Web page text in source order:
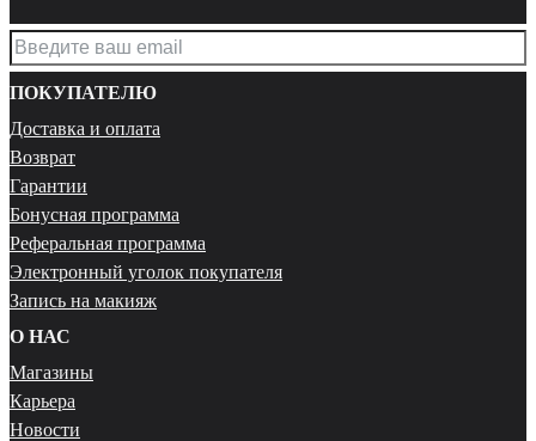
ПОКУПАТЕЛЮ
Доставка и оплата
Возврат
Гарантии
Бонусная программа
Реферальная программа
Электронный уголок покупателя
Запись на макияж
О НАС
Магазины
Карьера
Новости